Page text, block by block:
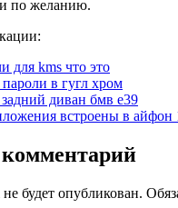
по желанию.
для kms что это
в гугл хром
диван бмв е39
встроены в айфон
будет опубликован.